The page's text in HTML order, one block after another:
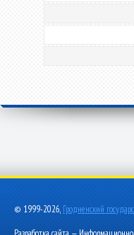
© 1999-2026, Гродненский